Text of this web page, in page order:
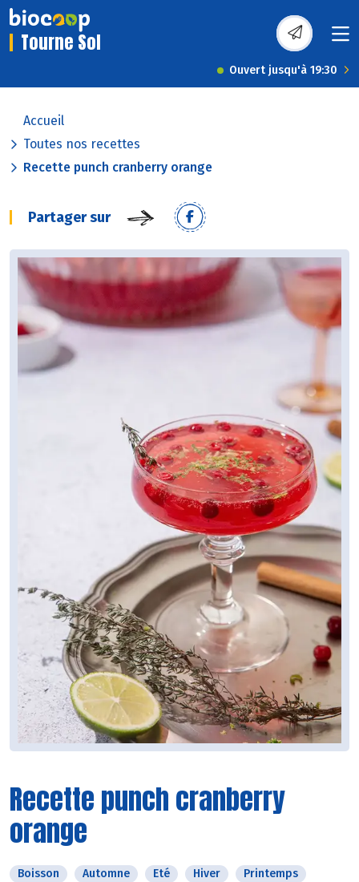
Tourne Sol
Ouvert jusqu'à 19:30
Accueil
Toutes nos recettes
Recette punch cranberry orange
Partager sur
Recette punch cranberry
orange
Boisson Automne Eté Hiver Printemps